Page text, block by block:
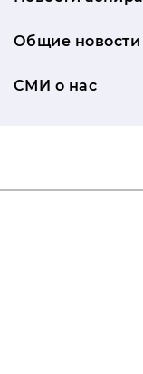
Общие новости
СМИ о нас